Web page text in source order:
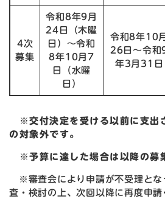
4次
募集
令和8年9月
24日（木曜
日）～令和
8年10月7
日（水曜
日）
令和8年10月
26日～令和
年3月31日
※交付決定を受ける以前に支出
の対象外です。
※予算に達した場合は以降の募
※審査会により申請が不受理とな
査・検討の上、次回以降に再度申請